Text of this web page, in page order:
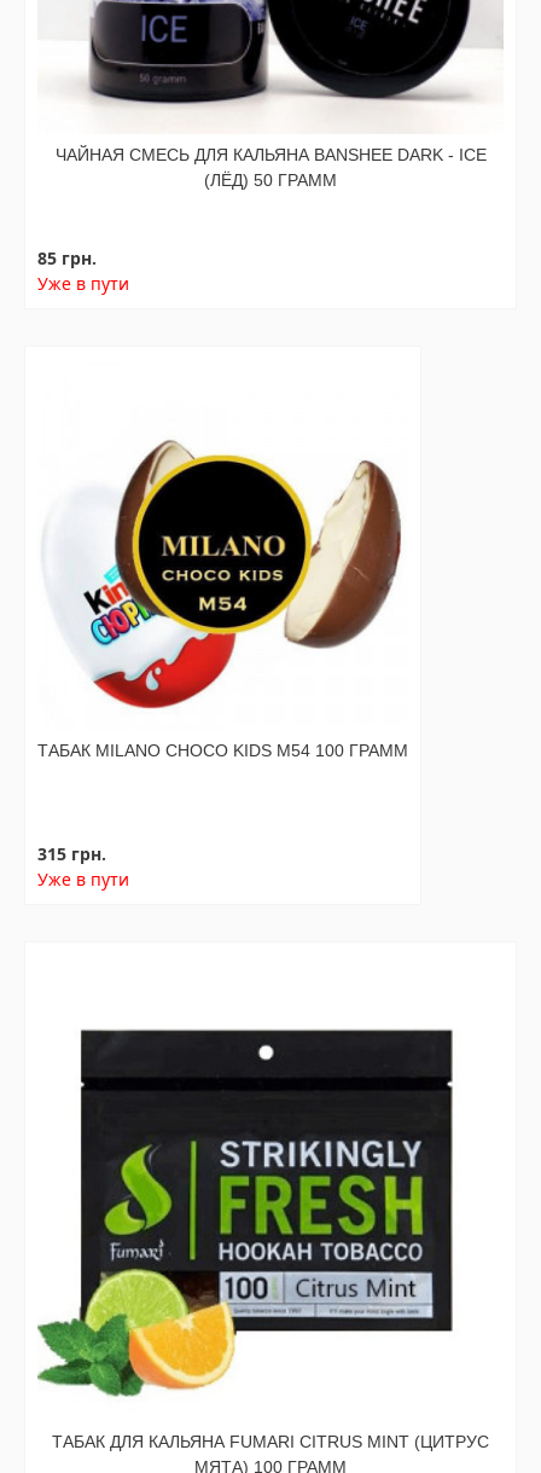
ЧАЙНАЯ СМЕСЬ ДЛЯ КАЛЬЯНА BANSHEE DARK - ICE
(ЛЁД) 50 ГРАММ
85 грн.
Уже в пути
ТАБАК MILANO CHOCO KIDS M54 100 ГРАММ
315 грн.
Уже в пути
ТАБАК ДЛЯ КАЛЬЯНА FUMARI CITRUS MINT (ЦИТРУС
МЯТА) 100 ГРАММ